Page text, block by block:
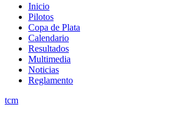
Inicio
Pilotos
Copa de Plata
Calendario
Resultados
Multimedia
Noticias
Reglamento
tcm